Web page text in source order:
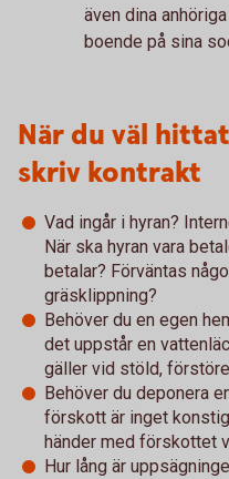
även dina
boende på sina
När du väl
skriv kontrakt
Vad ingår i hyran?
När ska hyran vara
betalar? Förväntas
gräsklippning?
Behöver du en egen
det uppstår en
gäller vid stöld,
Behöver du deponera
förskott är inget
händer med förskottet
Hur lång är